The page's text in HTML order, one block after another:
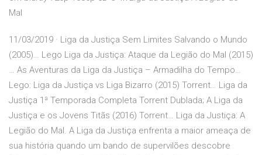
Mal
11/03/2019 · Liga da Justiça Sem Limites Salvando o Mundo
(2005)… Lego Liga da Justiça: Ataque da Legião do Mal (2015)
… As Aventuras da Liga da Justiça – Armadilha do Tempo…
Lego: Liga da Justiça vs Liga Bizarro (2015) Torrent… Liga da
Justiça 1ª Temporada Completa Torrent Dublada; A Liga da
Justiça e os Jovens Titãs (2016) Torrent… Liga da Justiça: A
Legião do Mal. A Liga da Justiça enfrenta a maior ameaça de
sua história quando um bando de supervilões descobre